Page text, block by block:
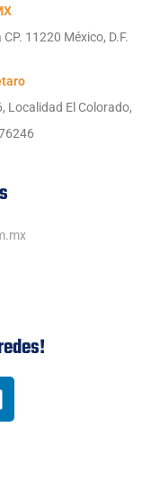
11220 México, D.F.
Localidad El Colorado,